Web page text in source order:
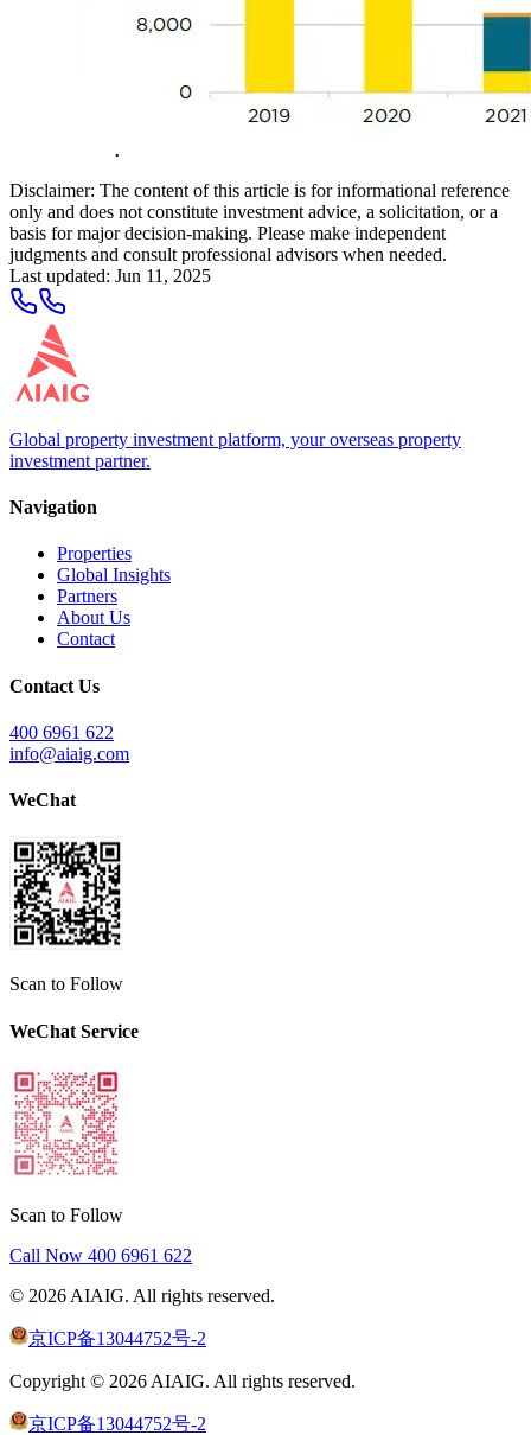
Disclaimer: The content of this article is for informational reference
only and does not constitute investment advice, a solicitation, or a
basis for major decision-making. Please make independent
judgments and consult professional advisors when needed.
Last updated: Jun 11, 2025
Global property investment platform, your overseas property
investment partner.
Navigation
Properties
Global Insights
Partners
About Us
Contact
Contact Us
400 6961 622
info@aiaig.com
WeChat
Scan to Follow
WeChat Service
Scan to Follow
Call Now 400 6961 622
© 2026 AIAIG. All rights reserved.
京ICP备13044752号-2
Copyright © 2026 AIAIG. All rights reserved.
京ICP备13044752号-2